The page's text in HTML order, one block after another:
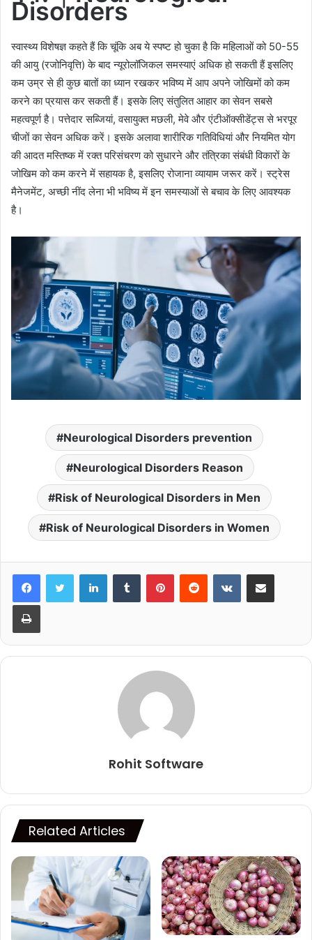
Disorders
स्वास्थ्य विशेषज्ञ कहते हैं कि चूंकि अब ये स्पष्ट हो चुका है कि महिलाओं को 50-55
की आयु (रजोनिवृत्ति) के बाद न्यूरोलॉजिकल समस्याएं अधिक हो सकती हैं इसलिए
कम उम्र से ही कुछ बातों का ध्यान रखकर भविष्य में आप अपने जोखिमों को कम
करने का प्रयास कर सकती हैं। इसके लिए संतुलित आहार का सेवन सबसे
महत्वपूर्ण है। पत्तेदार सब्जियां, वसायुक्त मछली, मेवे और एंटीऑक्सीडेंट्स से भरपूर
चीजों का सेवन अधिक करें। इसके अलावा शारीरिक गतिविधियां और नियमित योग
की आदत मस्तिष्क में रक्त परिसंचरण को सुधारने और तंत्रिका संबंधी विकारों के
जोखिम को कम करने में सहायक है, इसलिए रोजाना व्यायाम जरूर करें। स्ट्रेस
मैनेजमेंट, अच्छी नींद लेना भी भविष्य में इन समस्याओं से बचाव के लिए आवश्यक
है।
Neurological Disorders prevention
Neurological Disorders Reason
Risk of Neurological Disorders in Men
Risk of Neurological Disorders in Women
LinkedInTumblr PinterestReddit VKontakteShare via Email
Print
Rohit Software
Related Articles